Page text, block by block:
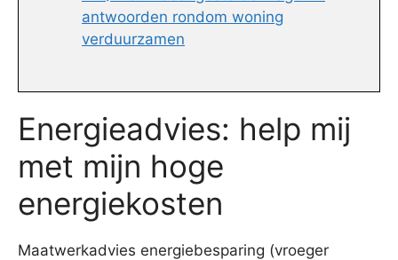
antwoorden rondom woning
verduurzamen
Energieadvies: help mij
met mijn hoge
energiekosten
Maatwerkadvies energiebesparing (vroeger